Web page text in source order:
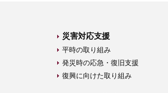
災害対応支援
平時の取り組み
発災時の応急・復旧支援
復興に向けた取り組み